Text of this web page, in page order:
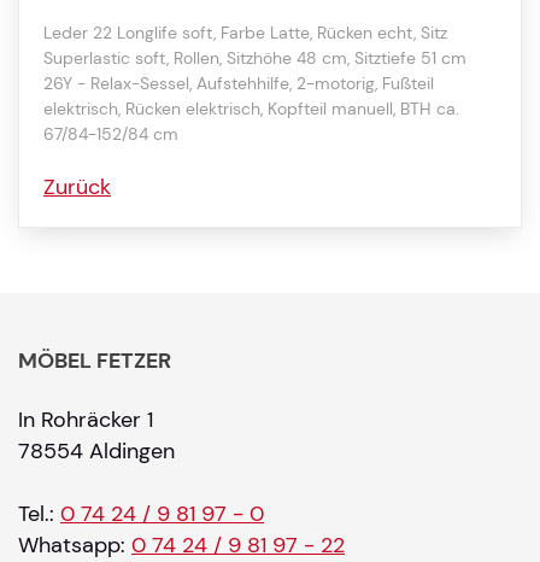
Leder 22 Longlife soft, Farbe Latte, Rücken echt, Sitz
Superlastic soft, Rollen, Sitzhöhe 48 cm, Sitztiefe 51 cm
26Y - Relax-Sessel, Aufstehhilfe, 2-motorig, Fußteil
elektrisch, Rücken elektrisch, Kopfteil manuell, BTH ca.
67/84-152/84 cm
Zurück
MÖBEL FETZER
In Rohräcker 1
78554 Aldingen
Tel.: 0 74 24 / 9 81 97 - 0
Whatsapp: 0 74 24 / 9 81 97 - 22